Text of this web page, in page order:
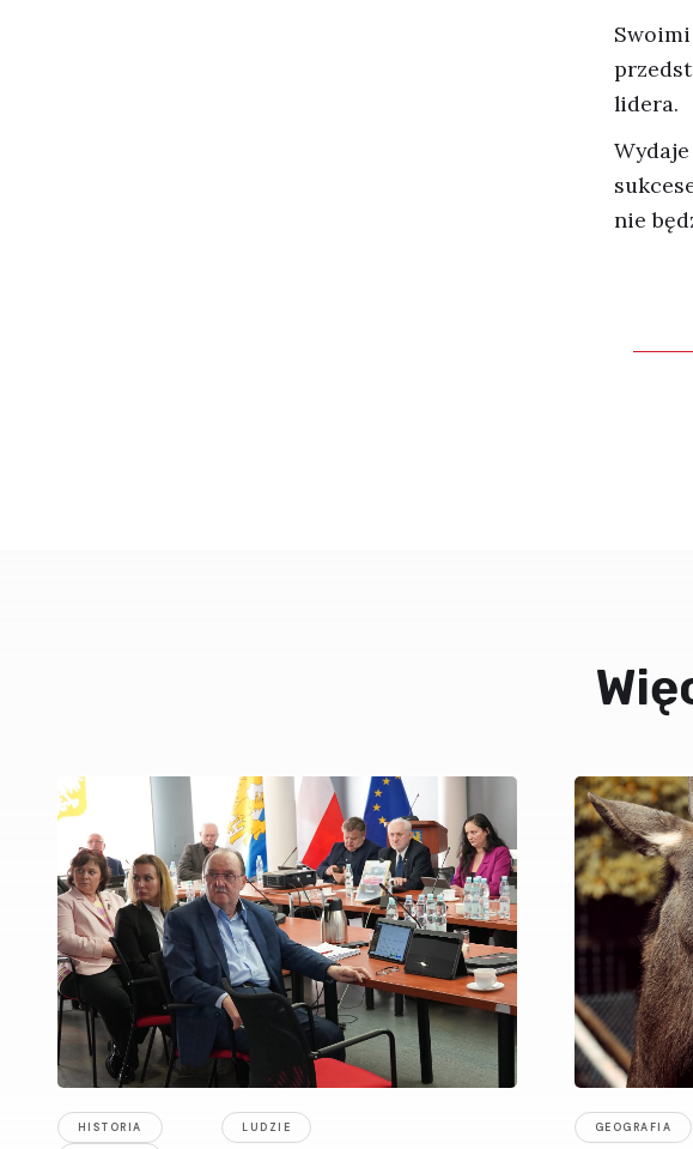
lidera.
nie
HISTORIA LUDZIE GEOGRAFIA